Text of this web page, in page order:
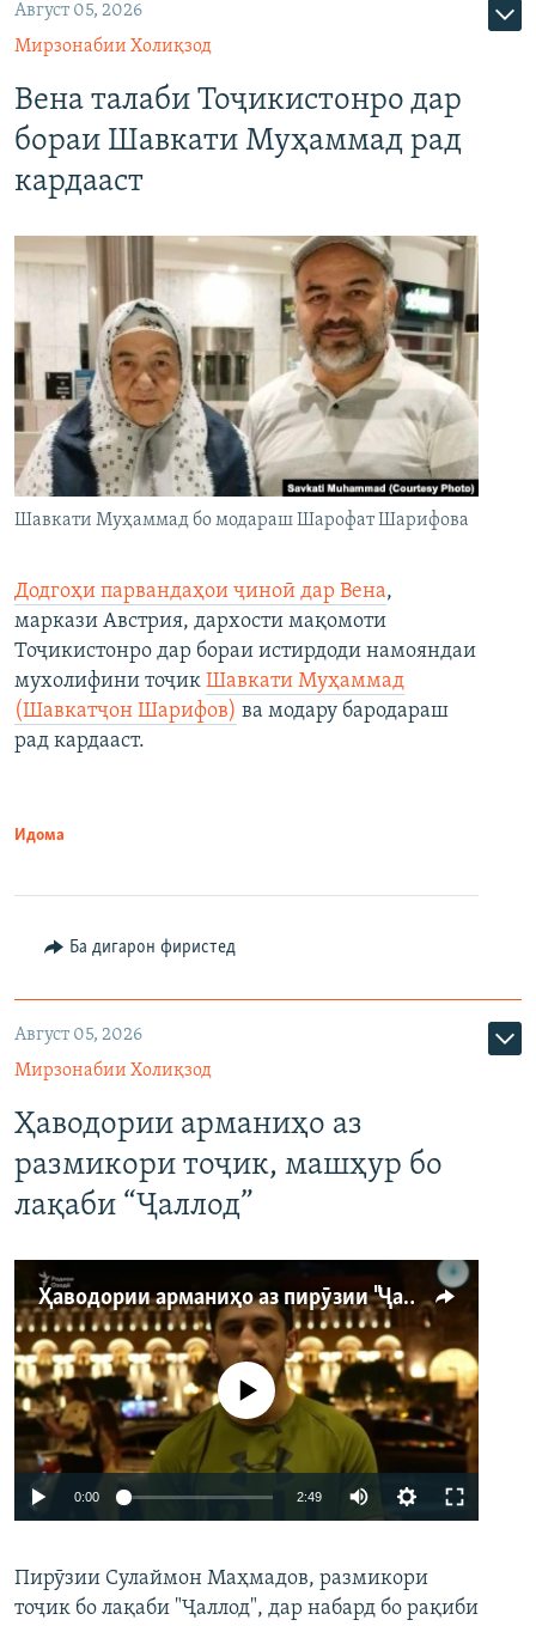
Август 05, 2026
Мирзонабии Холиқзод
Вена талаби Тоҷикистонро дар
бораи Шавкати Муҳаммад рад
кардааст
Шавкати Муҳаммад бо модараш Шарофат Шарифова
Додгоҳи парвандаҳои ҷиноӣ дар Вена,
маркази Австрия, дархости мақомоти
Тоҷикистонро дар бораи истирдоди намояндаи
мухолифини тоҷик Шавкати Муҳаммад
(Шавкатҷон Шарифов) ва модару бародараш
рад кардааст.
Идома
Ба дигарон фиристед
Август 05, 2026
Мирзонабии Холиқзод
Ҳаводории арманиҳо аз
размикори тоҷик, машҳур бо
лақаби “Ҷаллод”
Ҳаводории арманиҳо аз пирӯзии "Ҷаллод"-и тоҷик
Auto 240p 360p 480p
Феълан кор намекунад
0:00 2:49
360p
480p
Пирӯзии Сулаймон Маҳмадов, размикори
тоҷик бо лақаби "Ҷаллод", дар набард бо рақиби